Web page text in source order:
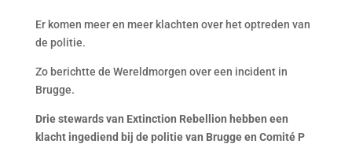
Er komen meer en meer klachten over het optreden van
de politie.
Zo berichtte de Wereldmorgen over een incident in
Brugge.
Drie stewards van Extinction Rebellion hebben een
klacht ingediend bij de politie van Brugge en Comité P